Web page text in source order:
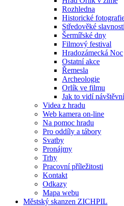
Rozhledna
Historické
Středověké slavnosti
Šermířské dny
Filmový festival
Hradozámecká Noc
Ostatní akce
Řemesla
Archeologie
Orlík ve filmu
Jak to vidí
Videa z hradu
Web kamera on-line
Na pomoc hradu
Pro oddíly a tábory
Svatby
Pronájmy
Trhy
Pracovní příležitosti
Kontakt
Odkazy
Mapa webu
Městský skanzen ZICHPIL